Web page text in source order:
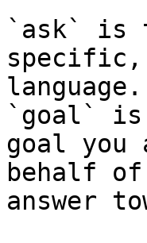
`ask` is
language.
`goal` is
goal you
behalf
answer